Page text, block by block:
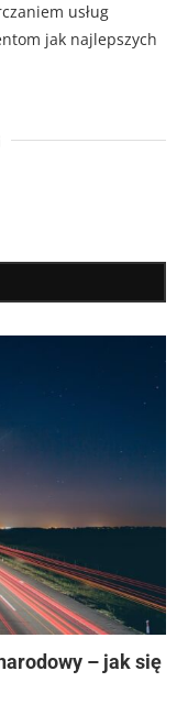
usług
jak najlepszych
– jak się